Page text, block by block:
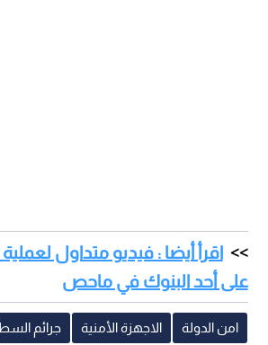
اقرأ أيضا : فيديو متداول
على أحد البنوك في ماحص
امن الدولة الاجهزة الأمنية جرائم